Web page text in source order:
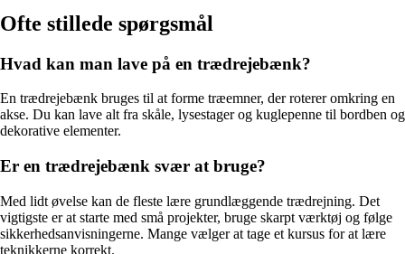
Ofte stillede spørgsmål
Hvad kan man lave på en trædrejebænk?
En trædrejebænk bruges til at forme træemner, der roterer omkring en
akse. Du kan lave alt fra skåle, lysestager og kuglepenne til bordben og
dekorative elementer.
Er en trædrejebænk svær at bruge?
Med lidt øvelse kan de fleste lære grundlæggende trædrejning. Det
vigtigste er at starte med små projekter, bruge skarpt værktøj og følge
sikkerhedsanvisningerne. Mange vælger at tage et kursus for at lære
teknikkerne korrekt.